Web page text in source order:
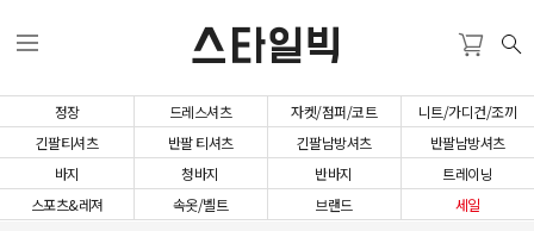
스타일빅
정장 드레스셔츠 자켓/점퍼/코트
니트/가디건/조끼
긴팔티셔츠
반팔 티셔츠 긴팔남방셔츠
반팔남방셔츠
바지
청바지 반바지
트레이닝
스포츠&레져
속옷/벨트 브랜드 세일